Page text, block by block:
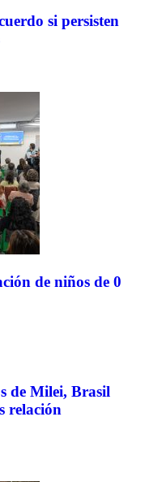
si persisten
de niños de 0
de Milei, Brasil
relación